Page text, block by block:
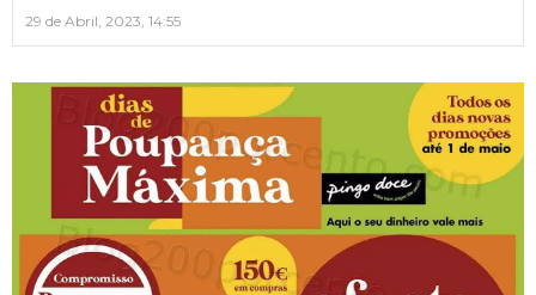
29 de Abril, 2023, 14:55